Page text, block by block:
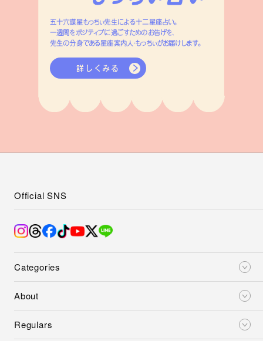
五十六謀星もっちぃ先生による十二星座占い。
一週間をポジティブに過ごすためのお告げを、
先生の分身である星座案内人・もっちぃがお届けします。
詳しくみる
Categories
About
Regulars
Official SNS